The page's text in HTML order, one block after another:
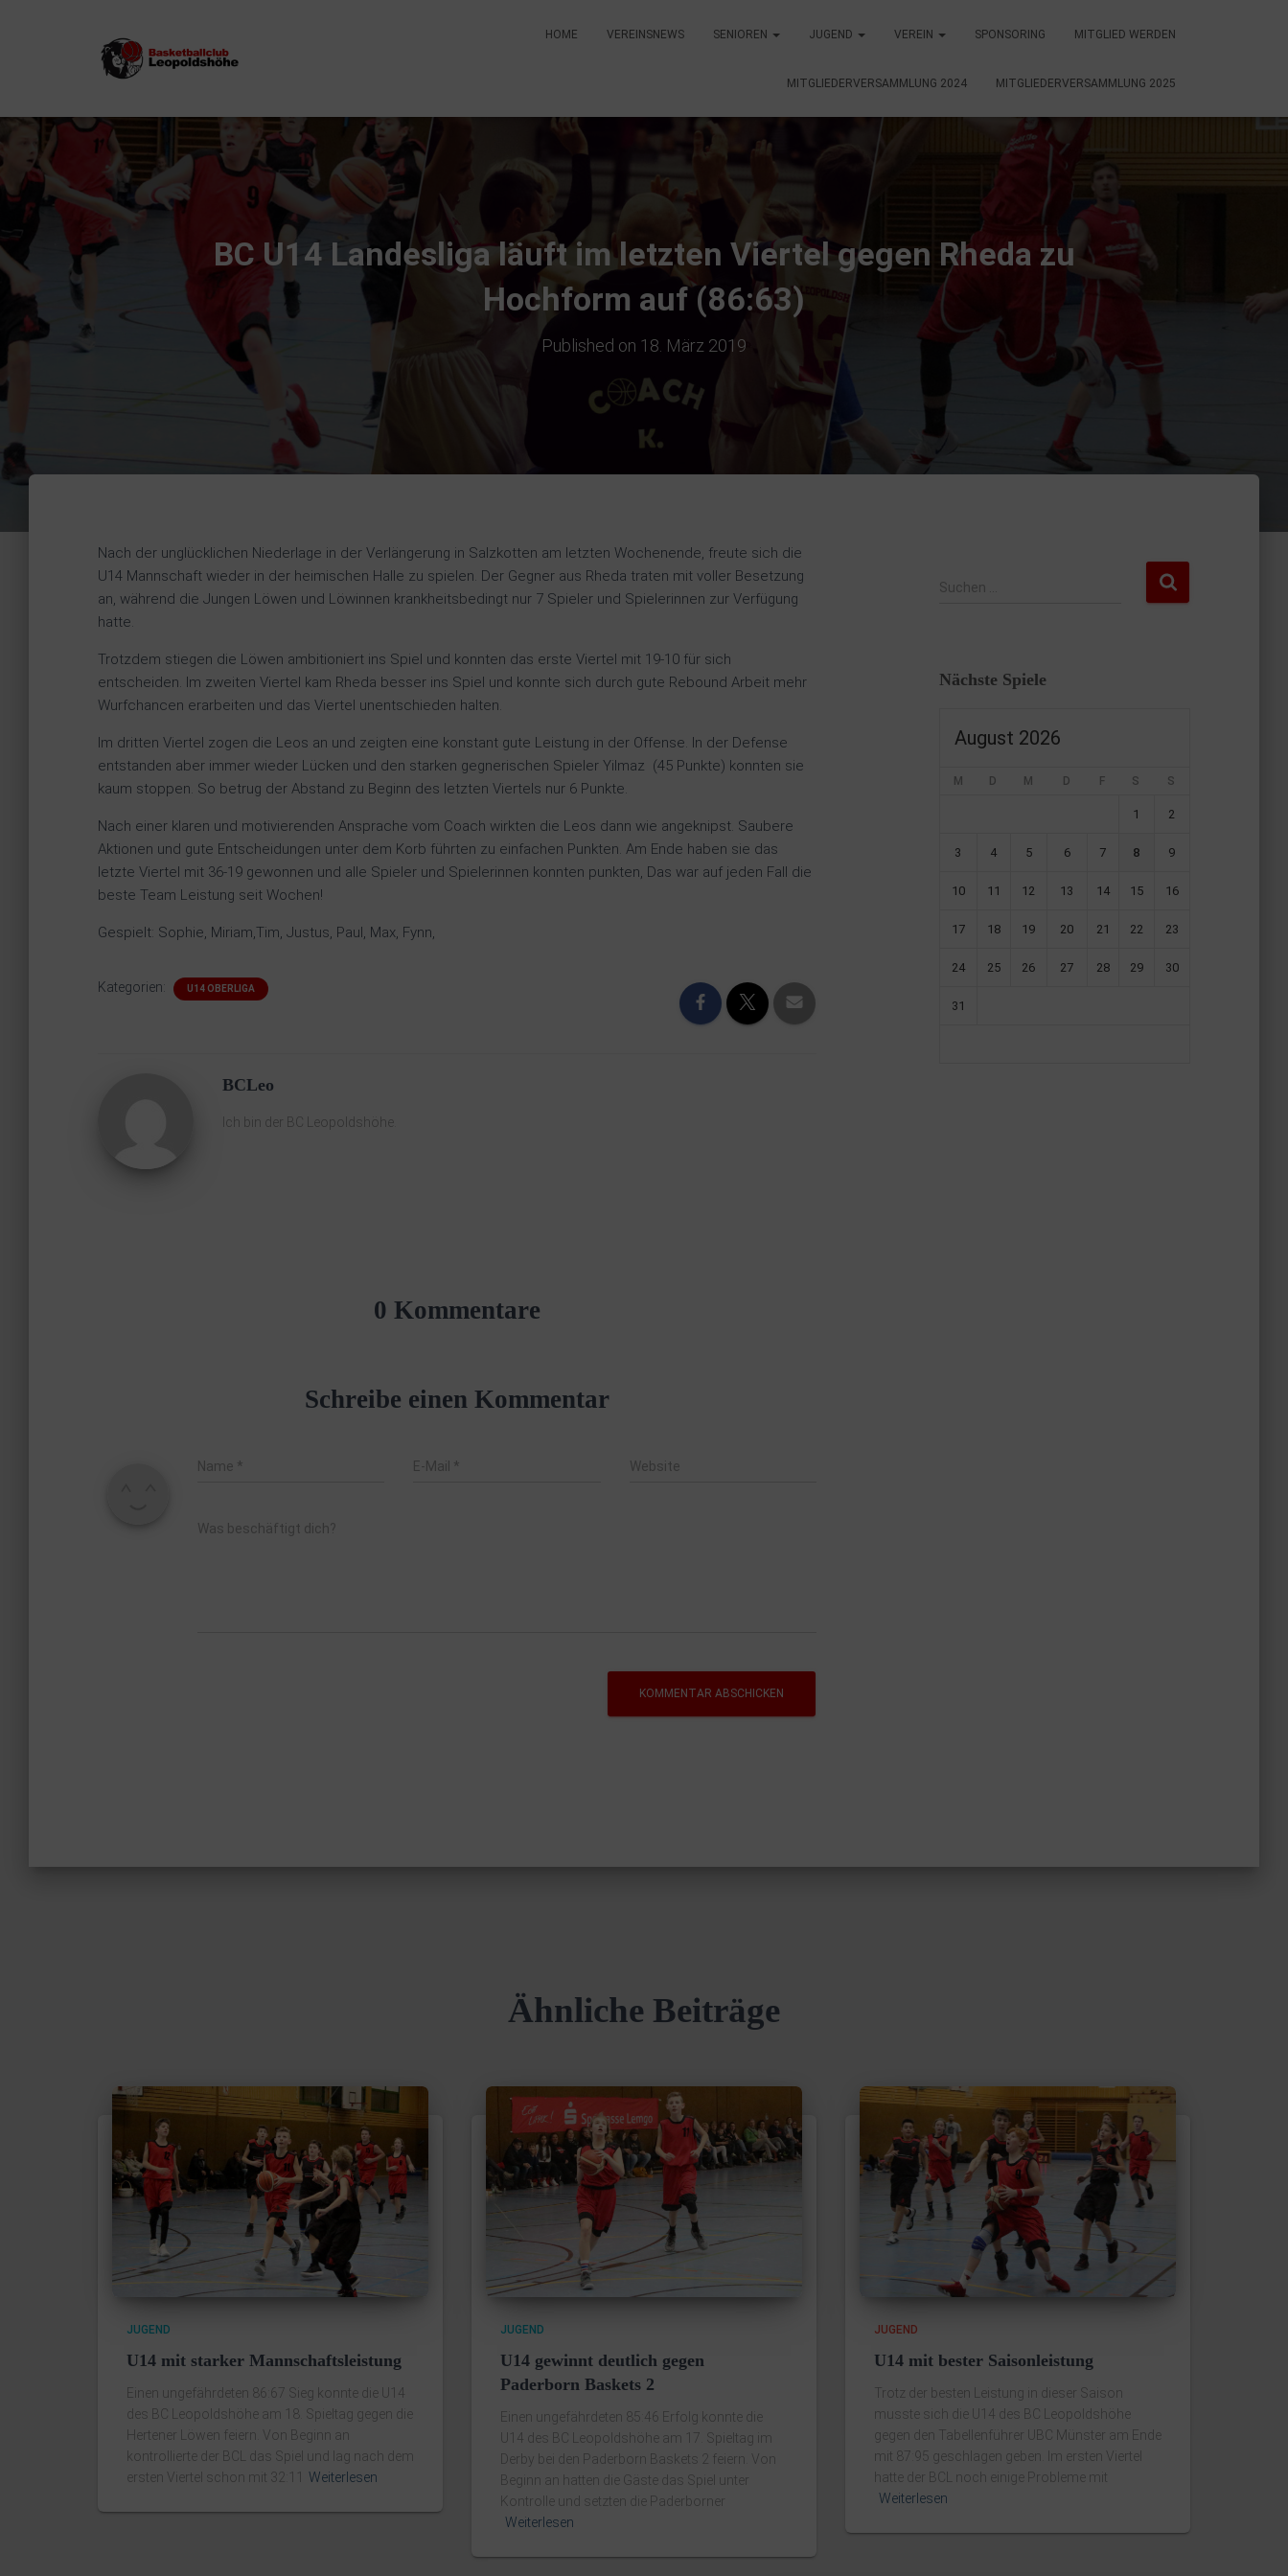
HOME VEREINSNEWS SENIOREN JUGEND VEREIN SPONSORING MITGLIED WERDEN
MITGLIEDERVERSAMMLUNG 2024 MITGLIEDERVERSAMMLUNG 2025
BC U14 Landesliga läuft im letzten Viertel gegen Rheda zu
Hochform auf (86:63)
Published on 18. März 2019
Nach der unglücklichen Niederlage in der Verlängerung in Salzkotten am letzten Wochenende, freute sich die
U14 Mannschaft wieder in der heimischen Halle zu spielen. Der Gegner aus Rheda traten mit voller Besetzung
an, während die Jungen Löwen und Löwinnen krankheitsbedingt nur 7 Spieler und Spielerinnen zur Verfügung
hatte.
Trotzdem stiegen die Löwen ambitioniert ins Spiel und konnten das erste Viertel mit 19-10 für sich
entscheiden. Im zweiten Viertel kam Rheda besser ins Spiel und konnte sich durch gute Rebound Arbeit mehr
Wurfchancen erarbeiten und das Viertel unentschieden halten.
Im dritten Viertel zogen die Leos an und zeigten eine konstant gute Leistung in der Offense. In der Defense
entstanden aber immer wieder Lücken und den starken gegnerischen Spieler Yilmaz (45 Punkte) konnten sie
kaum stoppen. So betrug der Abstand zu Beginn des letzten Viertels nur 6 Punkte.
Nach einer klaren und motivierenden Ansprache vom Coach wirkten die Leos dann wie angeknipst. Saubere
Aktionen und gute Entscheidungen unter dem Korb führten zu einfachen Punkten. Am Ende haben sie das
letzte Viertel mit 36-19 gewonnen und alle Spieler und Spielerinnen konnten punkten, Das war auf jeden Fall die
beste Team Leistung seit Wochen!
Gespielt: Sophie, Miriam,Tim, Justus, Paul, Max, Fynn,
Kategorien: U14 OBERLIGA
BCLeo
Ich bin der BC Leopoldshöhe.
0 Kommentare
Schreibe einen Kommentar
Name * E-Mail * Website
Was beschäftigt dich?
Suchen …
Nächste Spiele
August 2026
M D M D F S S
1 2
3 4 5 6 7 8 9
10 11 12 13 14 15 16
17 18 19 20 21 22 23
24 25 26 27 28 29 30
31
Ähnliche Beiträge
JUGEND
U14 mit starker Mannschaftsleistung
Einen ungefährdeten 86:67 Sieg konnte die U14
des BC Leopoldshöhe am 18. Spieltag gegen die
Hertener Löwen feiern. Von Beginn an
kontrollierte der BCL das Spiel und lag nach dem
ersten Viertel schon mit 32:11
Weiterlesen
JUGEND
U14 gewinnt deutlich gegen
Paderborn Baskets 2
Einen ungefährdeten 85:46 Erfolg konnte die
U14 des BC Leopoldshöhe am 17. Spieltag im
Derby bei den Paderborn Baskets 2 feiern. Von
Beginn an hatten die Gäste das Spiel unter
Kontrolle und setzten die Paderborner
Weiterlesen
JUGEND
U14 mit bester Saisonleistung
Trotz der besten Leistung in dieser Saison
musste sich die U14 des BC Leopoldshöhe
gegen den Tabellenführer UBC Münster am Ende
mit 87:95 geschlagen geben. Im ersten Viertel
hatte der BCL noch einige Probleme mit
Weiterlesen